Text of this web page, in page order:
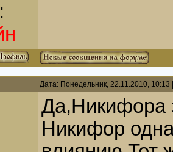
Дата: Понедельник, 22.11.2010,
Да,Никифора
Никифор одна